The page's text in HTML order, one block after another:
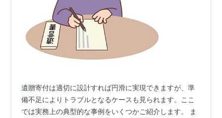
遺贈寄付は適切に設計すれば円滑に実現できますが、準
備不足によりトラブルとなるケースも見られます。ここ
では実務上の典型的な事例をいくつかご紹介します。 ま